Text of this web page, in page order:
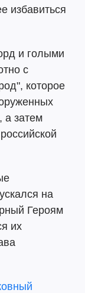
избавиться
и голыми
с
которое
а затем
на
Героям
их